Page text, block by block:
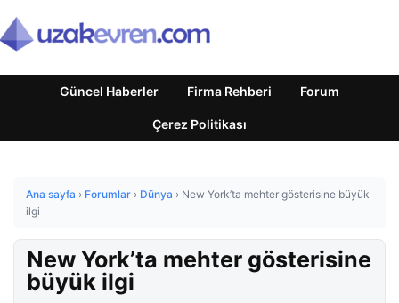
Güncel Haberler Firma Rehberi Forum
Çerez Politikası
Ana sayfa › Forumlar › Dünya › New York’ta mehter gösterisine büyük
ilgi
New York’ta mehter gösterisine
büyük ilgi